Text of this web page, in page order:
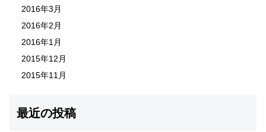
2016年3月
2016年2月
2016年1月
2015年12月
2015年11月
最近の投稿